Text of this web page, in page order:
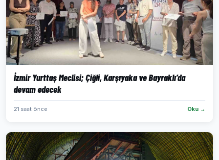
İzmir Yurttaş Meclisi; Çiğli, Karşıyaka ve Bayraklı’da
devam edecek
21 saat önce Oku →